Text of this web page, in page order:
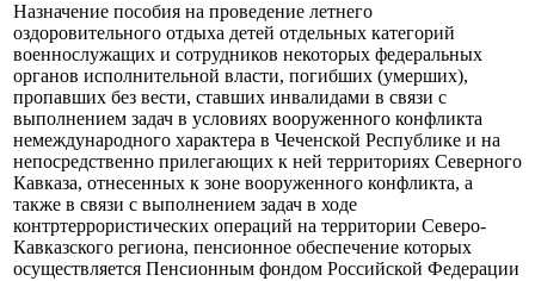
Назначение пособия на проведение летнего
оздоровительного отдыха детей отдельных категорий
военнослужащих и сотрудников некоторых федеральных
органов исполнительной власти, погибших (умерших),
пропавших без вести, ставших инвалидами в связи с
выполнением задач в условиях вооруженного конфликта
немеждународного характера в Чеченской Республике и на
непосредственно прилегающих к ней территориях Северного
Кавказа, отнесенных к зоне вооруженного конфликта, а
также в связи с выполнением задач в ходе
контртеррористических операций на территории Северо-
Кавказского региона, пенсионное обеспечение которых
осуществляется Пенсионным фондом Российской Федерации